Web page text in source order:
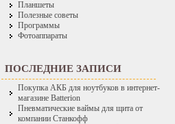
Планшеты
Полезные советы
Программы
Фотоаппараты
ПОСЛЕДНИЕ ЗАПИСИ
Покупка АКБ для ноутбуков в интернет-
магазине Batterion
Пневматические ваймы для щита от
компании Станкофф